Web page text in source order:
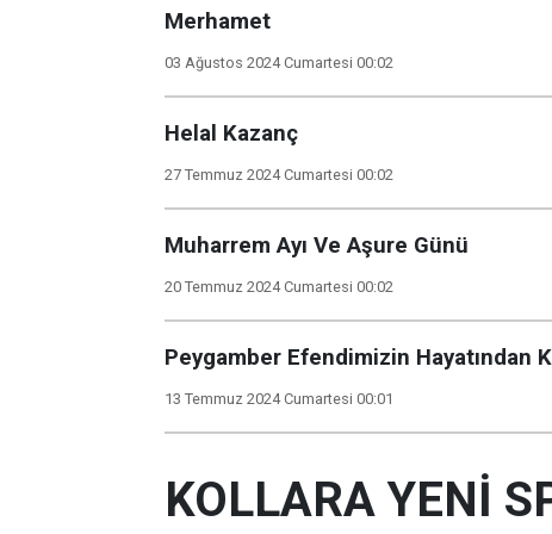
Merhamet
03 Ağustos 2024 Cumartesi 00:02
Helal Kazanç
27 Temmuz 2024 Cumartesi 00:02
Muharrem Ayı Ve Aşure Günü
20 Temmuz 2024 Cumartesi 00:02
Peygamber Efendimizin Hayatından
13 Temmuz 2024 Cumartesi 00:01
KOLLARA YENİ